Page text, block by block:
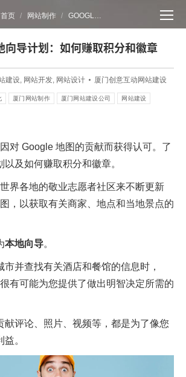
您在这里：
首页 网站制作 GOOGL…
向导计划：如何赚取积分和徽章
建设, 网站开发, 网站设计 厦门创意互动网站建设
厦门网站制作 厦门网站建设公司 网站建设
对 Google 地图的贡献而获得认可。了
及如何赚取积分和徽章。
界各地的敬业志愿者社区来不断更新
，以获取有关商家、地点和当地景点的
本地向导。
市并查找有关酒店和餐馆的信息时，
有可能为您提供了做出明智决定所需的
献评论、照片、视频等，都是为了像您
。